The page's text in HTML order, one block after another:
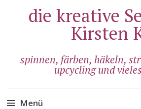
die kreative
Kirsten
spinnen, färben, häkeln,
upcycling und
Menü